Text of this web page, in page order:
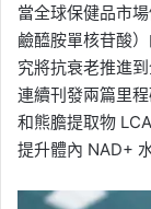
當全球保健品市
鹼醯胺單核苷酸
究將抗衰老推進
連續刊發兩篇里
和熊膽提取物
提升體內 NAD+